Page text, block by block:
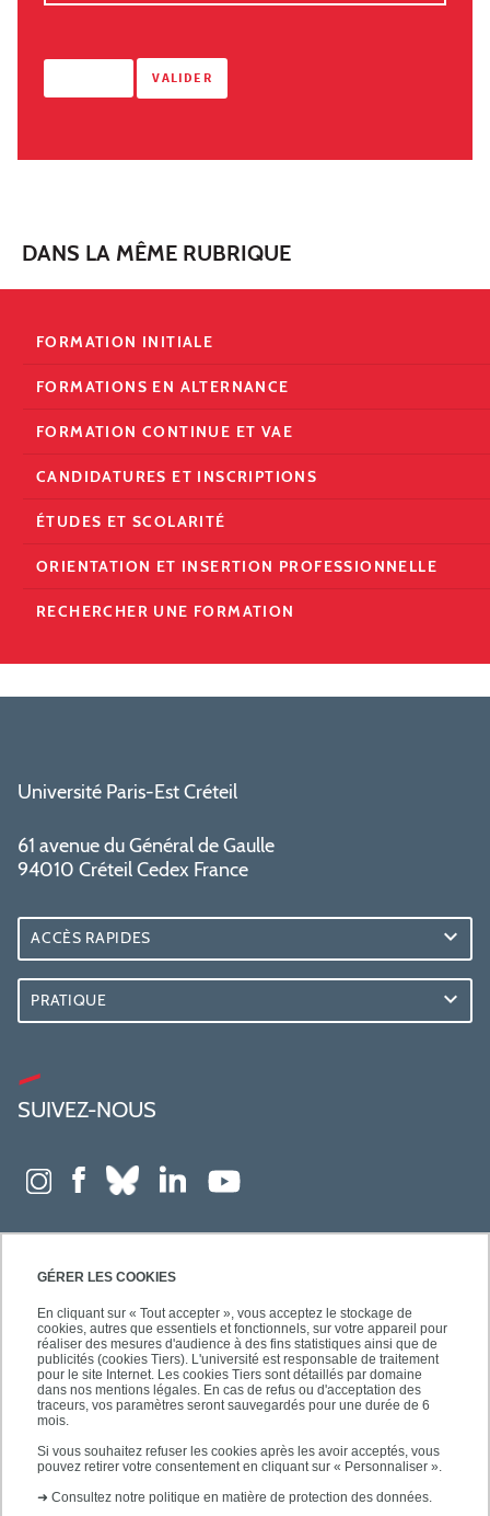
GÉRER LES COOKIES
En cliquant sur « Tout accepter », vous acceptez le stockage de
cookies, autres que essentiels et fonctionnels, sur votre appareil pour
réaliser des mesures d'audience à des fins statistiques ainsi que de
publicités (cookies Tiers). L'université est responsable de traitement
pour le site Internet. Les cookies Tiers sont détaillés par domaine
dans nos mentions légales. En cas de refus ou d'acceptation des
traceurs, vos paramètres seront sauvegardés pour une durée de 6
mois.
Si vous souhaitez refuser les cookies après les avoir acceptés, vous
pouvez retirer votre consentement en cliquant sur « Personnaliser ».
➜ Consultez notre politique en matière de protection des données.
DANS LA MÊME RUBRIQUE
FORMATION INITIALE
FORMATIONS EN ALTERNANCE
FORMATION CONTINUE ET VAE
CANDIDATURES ET INSCRIPTIONS
ÉTUDES ET SCOLARITÉ
ORIENTATION ET INSERTION PROFESSIONNELLE
RECHERCHER UNE FORMATION
Université Paris-Est Créteil
61 avenue du Général de Gaulle
94010 Créteil Cedex France
ACCÈS RAPIDES
PRATIQUE
SUIVEZ-NOUS